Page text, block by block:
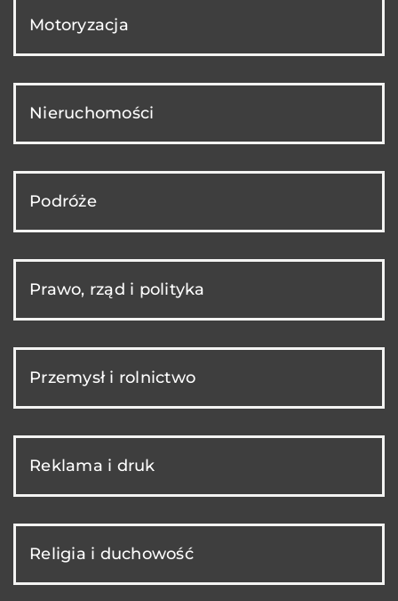
Motoryzacja
Nieruchomości
Podróże
Prawo, rząd i polityka
Przemysł i rolnictwo
Reklama i druk
Religia i duchowość